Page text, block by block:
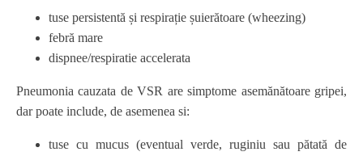
tuse persistentă și respirație șuierătoare (wheezing)
febră mare
dispnee/respiratie accelerata
Pneumonia cauzata de VSR are simptome asemănătoare gripei,
dar poate include, de asemenea si:
tuse cu mucus (eventual verde, ruginiu sau pătată de